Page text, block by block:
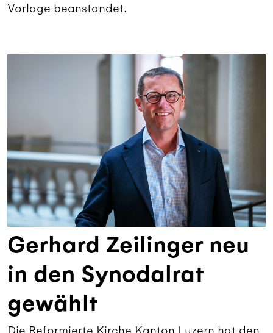
Vorlage beanstandet.
Gerhard Zeilinger neu
in den Synodalrat
gewählt